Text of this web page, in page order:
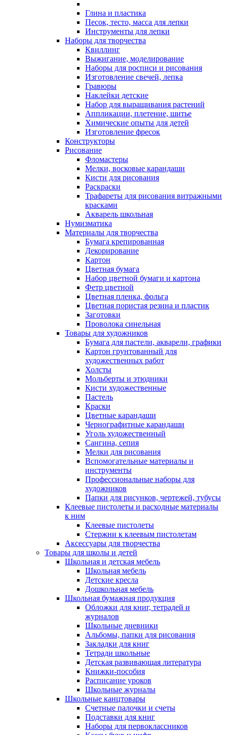
Глина и пластика
Песок, тесто, масса для лепки
Инструменты для лепки
Наборы для творчества
Квиллинг
Выжигание, моделирование
Наборы для росписи и рисования
Изготовление свечей, лепка
Гравюры
Наклейки детские
Набор для выращивания растений
Аппликации, плетение, шитье
Химические опыты для детей
Изготовление фресок
Конструкторы
Рисование
Фломастеры
Мелки, восковые карандаши
Кисти для рисования
Раскраски
Трафареты для рисования витражными
красками
Акварель школьная
Нумизматика
Материалы для творчества
Бумага крепированная
Декорирование
Картон
Цветная бумага
Набор цветной бумаги и картона
Фетр цветной
Цветная пленка, фольга
Цветная пористая резина и пластик
Заготовки
Проволока синельная
Товары для художников
Бумага для пастели, акварели, графики
Картон грунтованный для
художественных работ
Холсты
Мольберты и этюдники
Кисти художественные
Пастель
Краски
Цветные карандаши
Чернографитные карандаши
Уголь художественный
Сангина, сепия
Мелки для рисования
Вспомогательные материалы и
инструменты
Профессиональные наборы для
художников
Папки для рисунков, чертежей, тубусы
Клеевые пистолеты и расходные материалы
к ним
Клеевые пистолеты
Стержни к клеевым пистолетам
Аксессуары для творчества
Товары для школы и детей
Школьная и детская мебель
Школьная мебель
Детские кресла
Дошкольная мебель
Школьная бумажная продукция
Обложки для книг, тетрадей и
журналов
Школьные дневники
Альбомы, папки для рисования
Закладки для книг
Тетради школьные
Детская развивающая литература
Книжки-пособия
Расписание уроков
Школьные журналы
Школьные канцтовары
Счетные палочки и счеты
Подставки для книг
Наборы для первоклассников